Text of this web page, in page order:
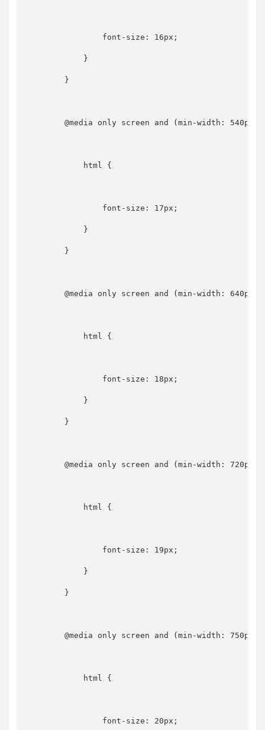
font-size : 16px ;
}
}
@media only screen and ( min-width : 540px
html {
font-size : 17px ;
}
}
@media only screen and ( min-width : 640px
html {
font-size : 18px ;
}
}
@media only screen and ( min-width : 720px
html {
font-size : 19px ;
}
}
@media only screen and ( min-width : 750px
html {
font-size : 20px ;